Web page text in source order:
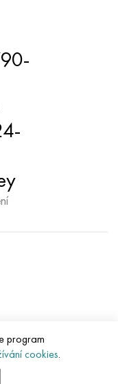
program
cookies.